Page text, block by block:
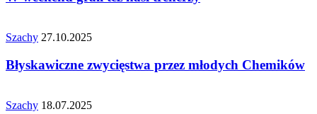
Szachy 27.10.2025
Błyskawiczne zwycięstwa przez młodych Chemików
Szachy 18.07.2025